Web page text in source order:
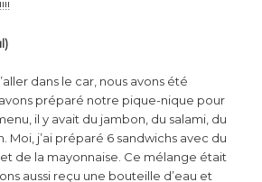
dans le car, nous avons été
avons préparé notre pique-nique pour
il y avait du jambon, du salami, du
Moi, j’ai préparé 6 sandwichs avec du
de la mayonnaise. Ce mélange était
aussi reçu une bouteille d’eau et